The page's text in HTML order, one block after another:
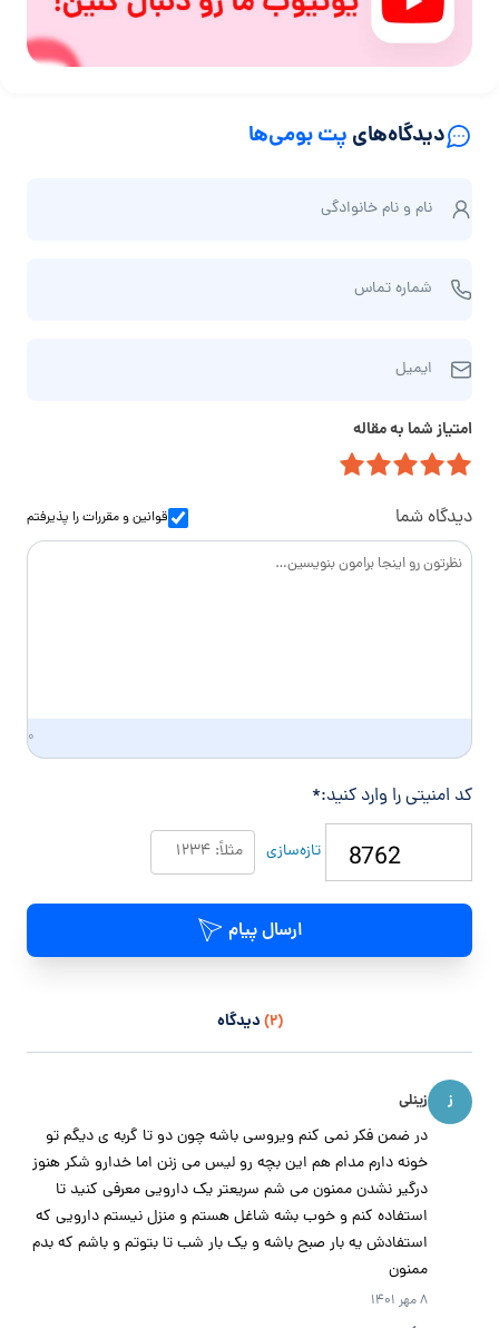
دیدگاه‌های پت بومی‌ها
ا
و
م‌
ا
ن
و
د
گ
نام و نام‌ خانوادگی
م
ر
ا
شماره تماس
ی
ی
ل
ایمیل
امتیاز شما به مقاله
دیدگاه شما قوانین و مقرراترا پذیرفتم
۰
کد امنیتی را وارد کنید:*
تازه‌سازی
ارسال پیام
(۲) دیدگاه
ز
زینلی
در ضمن فکر نمی کنم ویروسی باشه چون دو تا گربه ی دیگم تو
خونه دارم مدام هم این بچه رو لیس می زنن اما خدارو شکر هنوز
درگیر نشدن ممنون می شم سریعتر یک دارویی معرفی کنید تا
استفاده کنم و خوب بشه شاغل هستم و منزل نیستم دارویی که
استفادش یه بار صبح باشه و یک بار شب تا بتوتم و باشم که بدم
ممنون
۸ مهر ۱۴۰۱